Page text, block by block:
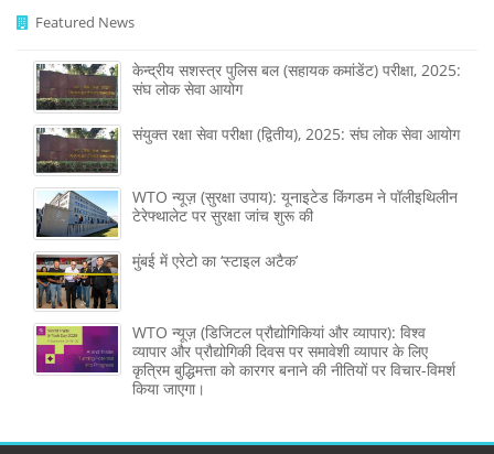
Featured News
केन्द्रीय सशस्‍त्र पुलिस बल (सहायक कमांडेंट) परीक्षा, 2025:
संघ लोक सेवा आयोग
संयुक्त रक्षा सेवा परीक्षा (द्वितीय), 2025: संघ लोक सेवा आयोग
WTO न्यूज़ (सुरक्षा उपाय): यूनाइटेड किंगडम ने पॉलीइथिलीन
टेरेफ्थालेट पर सुरक्षा जांच शुरू की
मुंबई में एरेटो का ‘स्टाइल अटैक’
WTO न्यूज़ (डिजिटल प्रौद्योगिकियां और व्यापार): विश्व
व्यापार और प्रौद्योगिकी दिवस पर समावेशी व्यापार के लिए
कृत्रिम बुद्धिमत्ता को कारगर बनाने की नीतियों पर विचार-विमर्श
किया जाएगा।